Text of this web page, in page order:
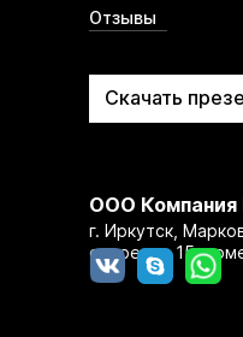
г. Иркутск,
строение 15,
ООО
Отзывы
Скачать